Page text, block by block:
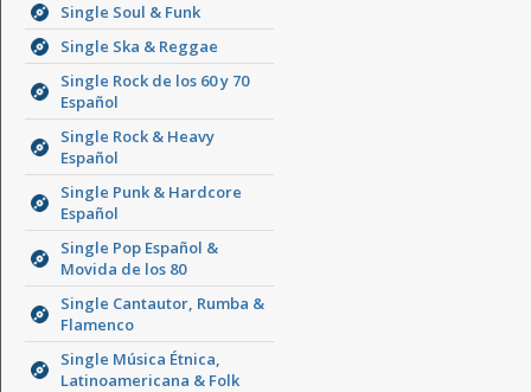
Single Soul & Funk
Single Ska & Reggae
Single Rock de los 60 y 70
Español
Single Rock & Heavy
Español
Single Punk & Hardcore
Español
Single Pop Español &
Movida de los 80
Single Cantautor, Rumba &
Flamenco
Single Música Étnica,
Latinoamericana & Folk